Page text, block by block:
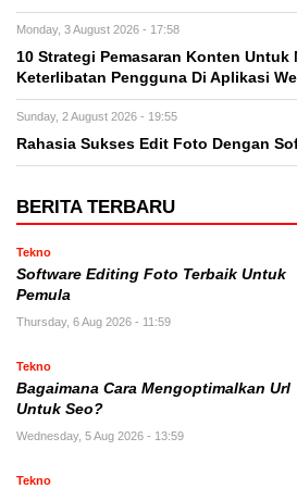
Monday, 3 August 2026 - 17:58
10 Strategi Pemasaran Konten Untuk
Keterlibatan Pengguna Di Aplikasi
Sunday, 2 August 2026 - 19:55
Rahasia Sukses Edit Foto Dengan
BERITA TERBARU
Tekno
Software Editing Foto Terbaik Untuk
Pemula
Thursday, 6 Aug 2026 - 11:59
Tekno
Bagaimana Cara Mengoptimalkan Url
Untuk Seo?
Wednesday, 5 Aug 2026 - 13:59
Tekno